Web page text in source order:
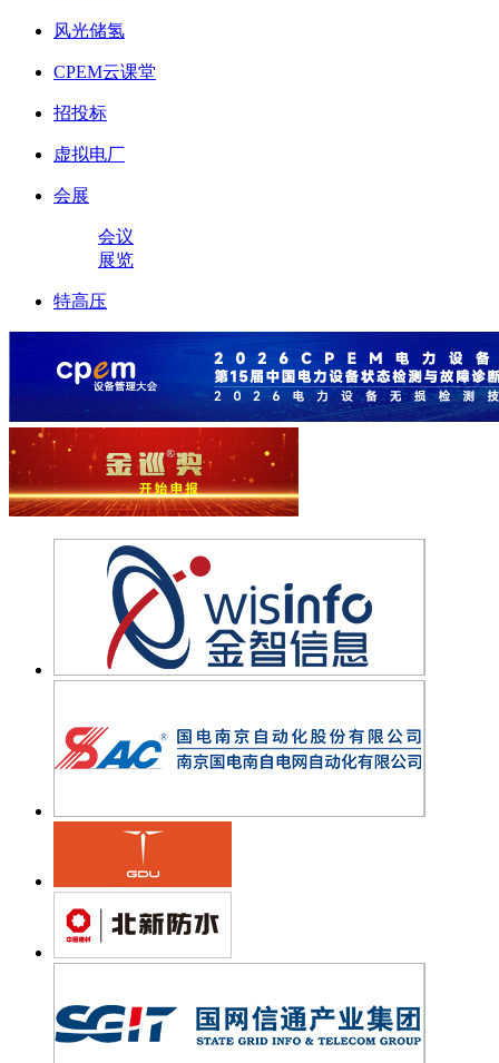
风光储氢
CPEM云课堂
招投标
虚拟电厂
会展
会议
展览
特高压